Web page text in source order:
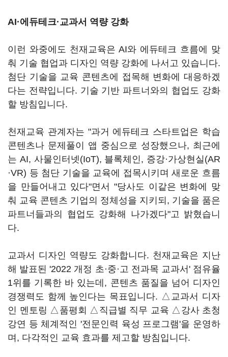
AI·에듀테크·교과서 역량 강화
이런 와중에도 천재교육은 AI와 에듀테크 흐름에 맞
춰 기술 협업과 디자인 역량 강화에 나서고 있습니다.
첨단 기술을 교육 콘텐츠에 접목해 변화에 대응하겠
다는 전략입니다. 기술 기반 파트너와의 협업도 강화
할 방침입니다.
천재교육 관계자는 "과거 에듀테크 스타트업은 학습
콘텐츠나 문제풀이 앱 중심으로 성장했으나, 최근에
는 AI, 사물인터넷(IoT), 블록체인, 증강·가상현실(AR
·VR) 등 첨단 기술을 교육에 접목시키며 새로운 흐름
을 만들어내고 있다"면서 "당사도 이같은 변화에 맞
춰 교육 콘텐츠 기업의 정체성을 지키되, 기술을 품은
파트너들과의 협업도 강화해 나가겠다"고 밝혔습니
다.
교과서 디자인 역량도 강화합니다. 천재교육은 지난
해 발표된 '2022 개정 초·중·고 전과목 교과서' 점유율
1위를 기록한 바 있는데, 콘텐츠 품질을 넘어 디자인
경쟁력도 함께 높인다는 목표입니다. △교과서 디자
인 멘토링 △품평회 △직급별 직무 교육 △강사 초청
강연 등 체계적인 '전문인력 육성 프로그램'을 운영하
며, 다각적인 교육 효과를 제고할 방침입니다.